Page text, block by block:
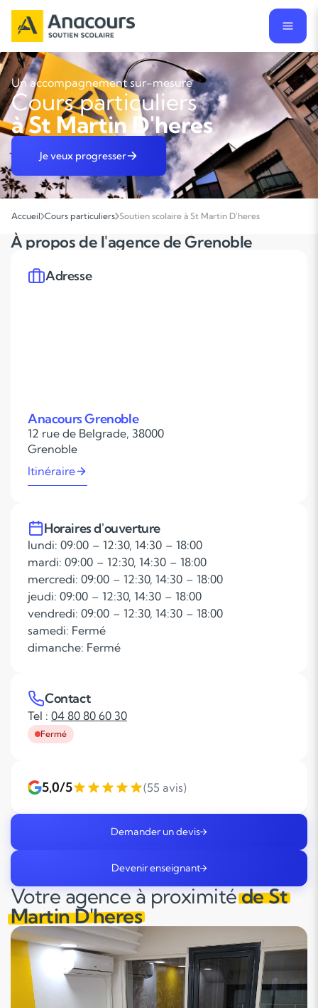
Un accompagnement sur-mesure
Cours particuliers
à St Martin D'heres
Je veux progresser
Accueil Cours particuliers Soutien scolaire à St Martin D'heres
Votre agence à proximitéde St
Martin D'heres
À propos de l'agence de Grenoble
Adresse
Anacours Grenoble
12 rue de Belgrade, 38000
Grenoble
Itinéraire
Horaires d'ouverture
lundi: 09:00 – 12:30, 14:30 – 18:00
mardi: 09:00 – 12:30, 14:30 – 18:00
mercredi: 09:00 – 12:30, 14:30 – 18:00
jeudi: 09:00 – 12:30, 14:30 – 18:00
vendredi: 09:00 – 12:30, 14:30 – 18:00
samedi: Fermé
dimanche: Fermé
Contact
Tel : 04 80 80 60 30
Fermé
5,0/5 (55 avis)
Demander un devis
Devenir enseignant